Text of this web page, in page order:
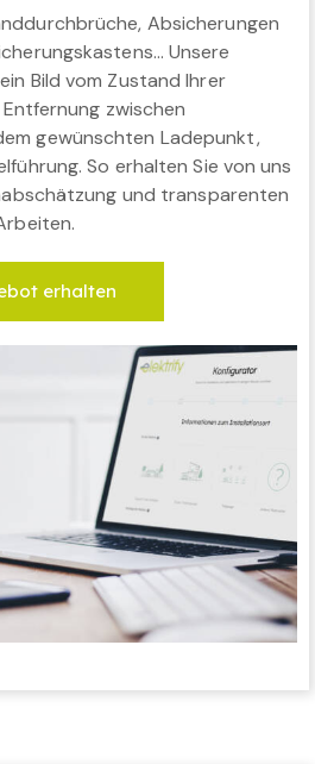
Absicherungen
Unsere
Bild vom Zustand Ihrer
zwischen
gewünschten Ladepunkt,
So erhalten Sie von uns
und transparenten
erhalten